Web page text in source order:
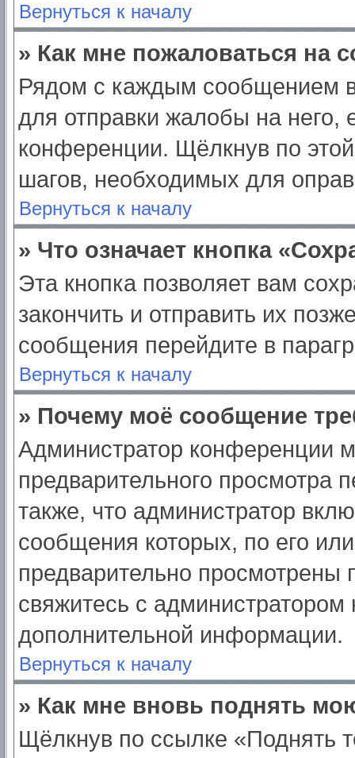
Вернуться к началу
» Как мне пожаловаться на
Рядом с каждым сообщением
для отправки жалобы на него,
конференции. Щёлкнув по
шагов, необходимых для
Вернуться к началу
» Что означает кнопка
Эта кнопка позволяет вам
закончить и отправить их
сообщения перейдите в
Вернуться к началу
» Почему моё сообщение
Администратор конференции
предварительного просмотра
также, что администратор
сообщения которых, по его
предварительно просмотрены
свяжитесь с
дополнительной информации.
Вернуться к началу
» Как мне вновь поднять
Щёлкнув по ссылке «Поднять